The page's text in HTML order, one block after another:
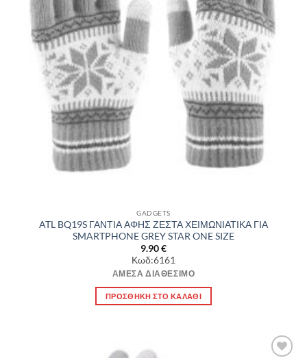
GADGETS
ATL BQ19S ΓΑΝΤΙΑ ΑΦΗΣ ΖΕΣΤΑ ΧΕΙΜΩΝΙΑΤΙΚΑ ΓΙΑ
SMARTPHONE GREY STAR ONE SIZE
9.90€
Κωδ:6161
ΆΜΕΣΑ ΔΙΑΘΈΣΙΜΟ
ΠΡΟΣΘΉΚΗ ΣΤΟ ΚΑΛΆΘΙ